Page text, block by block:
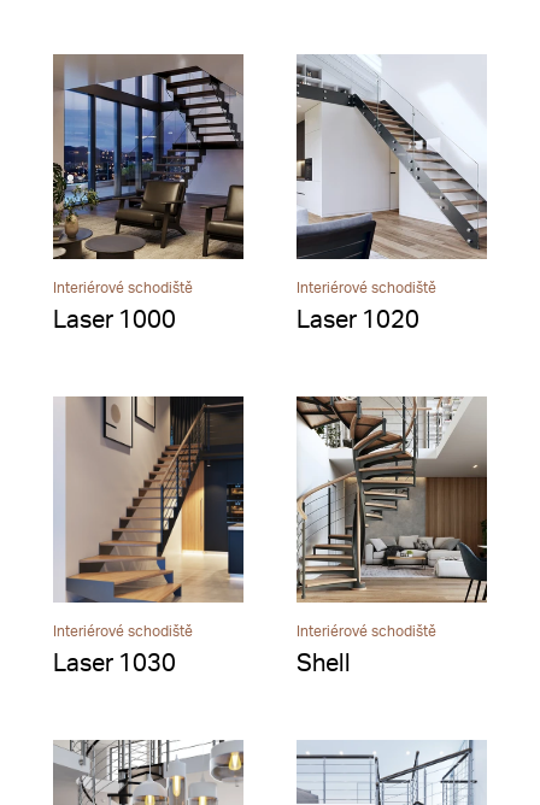
Interiérové schodiště
Laser 1000
Interiérové schodiště
Laser 1020
Interiérové schodiště
Laser 1030
Interiérové schodiště
Shell